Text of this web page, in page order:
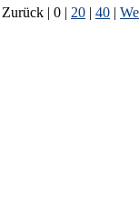
Zurück | 0 | 20 | 40 |